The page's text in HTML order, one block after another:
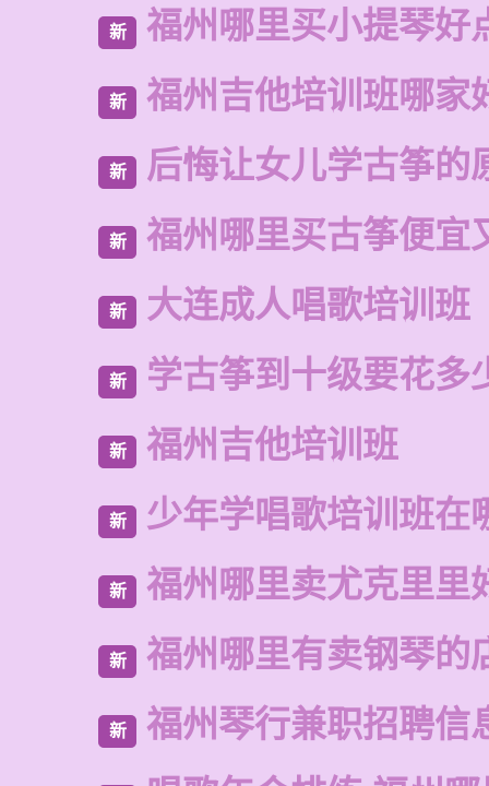
新 福州哪里买小提琴好
新 福州吉他培训班哪家
新 后悔让女儿学古筝的
新 福州哪里买古筝便宜
新 大连成人唱歌培训班
新 学古筝到十级要花多
新 福州吉他培训班
新 少年学唱歌培训班在
新 福州哪里卖尤克里里
新 福州哪里有卖钢琴的
新 福州琴行兼职招聘信